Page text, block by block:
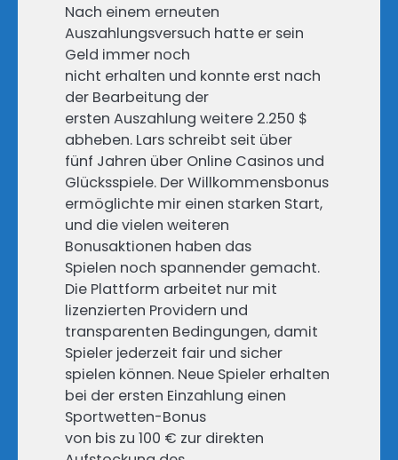
Nach einem erneuten
Auszahlungsversuch hatte er sein
Geld immer noch
nicht erhalten und konnte erst nach
der Bearbeitung der
ersten Auszahlung weitere 2.250 $
abheben. Lars schreibt seit über
fünf Jahren über Online Casinos und
Glücksspiele. Der Willkommensbonus
ermöglichte mir einen starken Start,
und die vielen weiteren
Bonusaktionen haben das
Spielen noch spannender gemacht.
Die Plattform arbeitet nur mit
lizenzierten Providern und
transparenten Bedingungen, damit
Spieler jederzeit fair und sicher
spielen können. Neue Spieler erhalten
bei der ersten Einzahlung einen
Sportwetten-Bonus
von bis zu 100 € zur direkten